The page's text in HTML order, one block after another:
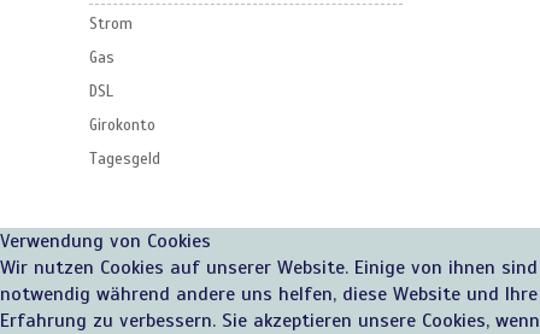
Strom
Gas
DSL
Girokonto
Tagesgeld
Verwendung von Cookies
Wir nutzen Cookies auf unserer Website. Einige von ihnen sind
notwendig während andere uns helfen, diese Website und Ihre
Erfahrung zu verbessern. Sie akzeptieren unsere Cookies, wenn